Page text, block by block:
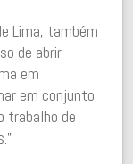
Lima, também
de abrir
em
em conjunto
trabalho de